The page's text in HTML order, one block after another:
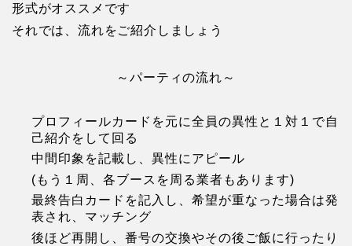
形式がオススメです
それでは、流れをご紹介しましょう
～パーティの流れ～
プロフィールカードを元に全員の異性と１対１で自
己紹介をして回る
中間印象を記載し、異性にアピール
(もう１周、各ブースを周る業者もあります)
最終告白カードを記入し、希望が重なった場合は発
表され、マッチング
後ほど再開し、番号の交換やその後ご飯に行ったり